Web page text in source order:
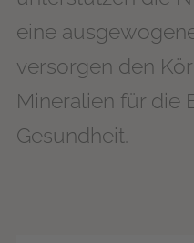
eine
versorgen den
Mineralien für die
Gesundheit.